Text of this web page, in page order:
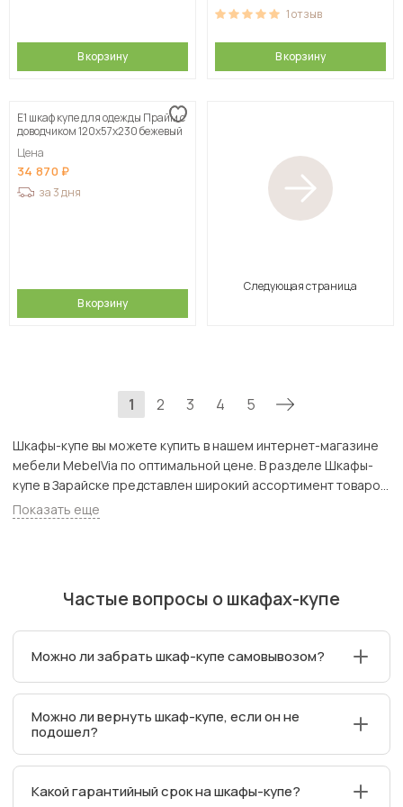
В корзину
1отзыв
В корзину
Е1 шкаф купе для одежды Прайм с
доводчиком 120x57x230 бежевый
Цена
34 870
за 3 дня
В корзину
Следующая страница
1 2 3 4 5
Шкафы-купе вы можете купить в нашем интернет-магазине
мебели MebelVia по оптимальной цене. В разделе Шкафы-
купе в Зарайске представлен широкий ассортимент товаров
с доставкой в Москве и Подмосковью, включая Зарайск.
Всего товаров в категории «Шкафы-купе» - 3990 шт.
Показать еще
Частые вопросы о шкафах-купе
Можно ли забрать шкаф-купе самовывозом?
магазинов MebelVia. Важно предварительно
забронировать товар для самовывоза в выбранном
магазине.
Можно ли вернуть шкаф-купе, если он не
подошел?
покупки, если не нарушена целостность упаковки,
Какой гарантийный срок на шкафы-купе?